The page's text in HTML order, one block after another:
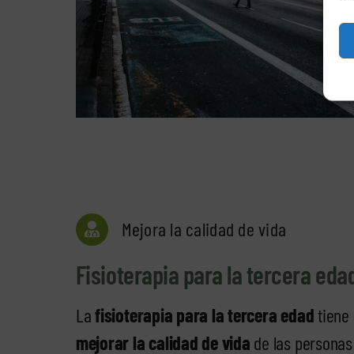
Mejora la calidad de vida
Fisioterapia para la tercera
Lafisioterapia para la tercera edadtiene
mejorar la calidad de vida de las